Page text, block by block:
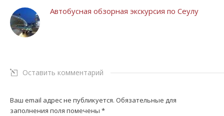
Автобусная обзорная экскурсия по Сеулу
Оставить комментарий
Ваш email адрес не публикуется. Обязательные для
заполнения поля помечены *